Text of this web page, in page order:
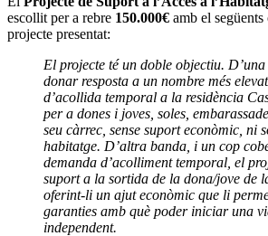
escollit per a rebre 150.000€ amb el
projecte presentat:
El projecte té un doble objectiu.
donar resposta a un nombre més
d’acollida temporal a la residència
per a dones i joves, soles,
seu càrrec, sense suport econòmic, ni
habitatge. D’altra banda, i un cop
demanda d’acolliment temporal, el
suport a la sortida de la dona/jove de
oferint-li un ajut econòmic que li
garanties amb què poder iniciar una
independent.